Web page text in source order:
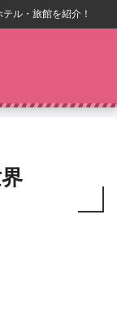
ル・旅館を紹介！